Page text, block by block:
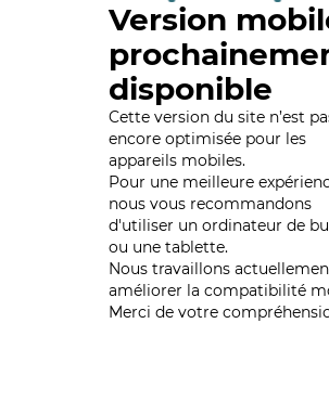
Version
disponible
Cette version du site n’est
encore optimisée pour les
appareils mobiles.
Pour une meilleure
nous vous recommandons
d'utiliser un ordinateur de
ou une tablette.
Nous travaillons
améliorer la compatibilité
Merci de votre